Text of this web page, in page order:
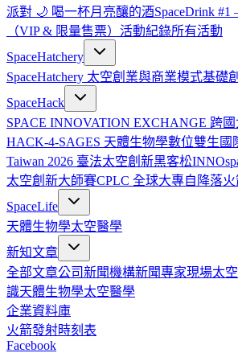
派對 🌙 喝一杯月亮釀的酒SpaceDrink #1
（VIP & 限量售票） 活動紀錄所有活動
SpaceHatchery
SpaceHatchery 太空創業與商業模式基礎
SpaceHack
SPACE INNOVATION EXCHANGE 跨
HACK-4-SAGES 天體生物學數位雙生國
Taiwan 2026 臺法太空創新黑客松
太空創新大師賽CPLC 全球大專自降落
SpaceLife
天體生物學太空醫學
新知文章
全部文章公司新聞機構新聞專家現場太
識天體生物學太空醫學
企業資料庫
火箭發射時刻表
Facebook